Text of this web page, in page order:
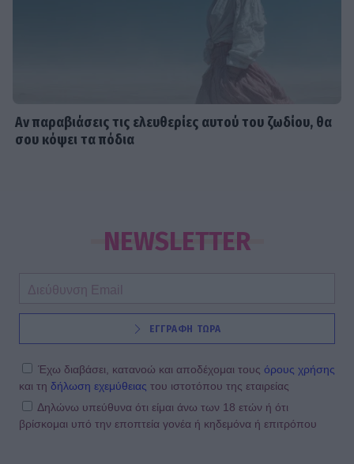
Αν παραβιάσεις τις ελευθερίες αυτού του ζωδίου, θα
σου κόψει τα πόδια
NEWSLETTER
ΕΓΓΡΑΦΗ ΤΩΡΑ
Έχω διαβάσει, κατανοώ και αποδέχομαι τους όρους χρήσης
και τη δήλωση εχεμύθειας του ιστοτόπου της εταιρείας
Δηλώνω υπεύθυνα ότι είμαι άνω των 18 ετών ή ότι
βρίσκομαι υπό την εποπτεία γονέα ή κηδεμόνα ή επιτρόπου